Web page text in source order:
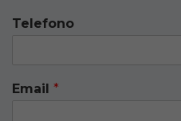
Telefono
Email *